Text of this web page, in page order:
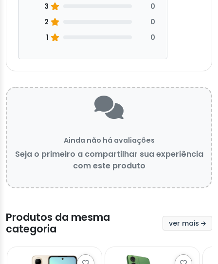
3
0
2
0
1
0
Ainda não há avaliações
Seja o primeiro a compartilhar sua experiência
com este produto
Produtos da mesma
categoria
ver mais